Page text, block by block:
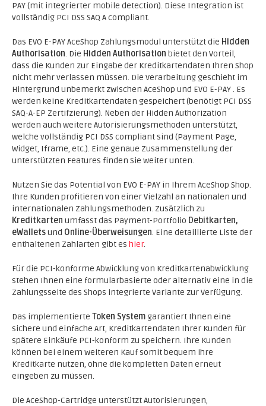
PAY (mit integrierter mobile detection). Diese Integration ist
vollständig PCI DSS SAQ A compliant.
Das EVO E-PAY AceShop Zahlungsmodul unterstützt die Hidden
Authorisation. Die Hidden Authorisation bietet den Vorteil,
dass die Kunden zur Eingabe der Kreditkartendaten Ihren Shop
nicht mehr verlassen müssen. Die Verarbeitung geschieht im
Hintergrund unbemerkt zwischen AceShop und EVO E-PAY . Es
werden keine Kreditkartendaten gespeichert (benötigt PCI DSS
SAQ-A-EP Zertifzierung). Neben der Hidden Authorization
werden auch weitere Autorisierungsmethoden unterstützt,
welche vollständig PCI DSS compliant sind (Payment Page,
Widget, Iframe, etc.). Eine genaue Zusammenstellung der
unterstützten Features finden Sie weiter unten.
Nutzen Sie das Potential von EVO E-PAY in Ihrem AceShop Shop.
Ihre Kunden profitieren von einer Vielzahl an nationalen und
internationalen Zahlungsmethoden. Zusätzlich zu
Kreditkarten umfasst das Payment-Portfolio Debitkarten,
eWalletsund Online-Überweisungen. Eine detaillierte Liste der
enthaltenen Zahlarten gibt es hier.
Für die PCI-konforme Abwicklung von Kreditkartenabwicklung
stehen Ihnen eine formularbasierte oder alternativ eine in die
Zahlungsseite des Shops integrierte Variante zur Verfügung.
Das implementierte Token Systemgarantiert Ihnen eine
sichere und einfache Art, Kreditkartendaten Ihrer Kunden für
spätere Einkäufe PCI-konform zu speichern. Ihre Kunden
können bei einem weiteren Kauf somit bequem ihre
Kreditkarte nutzen, ohne die kompletten Daten erneut
eingeben zu müssen.
Die AceShop-Cartridge unterstütztAutorisierungen,